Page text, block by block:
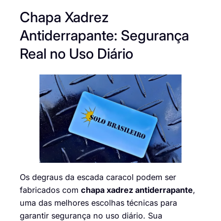
Chapa Xadrez
Antiderrapante: Segurança
Real no Uso Diário
Os degraus da escada caracol podem ser
fabricados com chapa xadrez antiderrapante,
uma das melhores escolhas técnicas para
garantir segurança no uso diário. Sua